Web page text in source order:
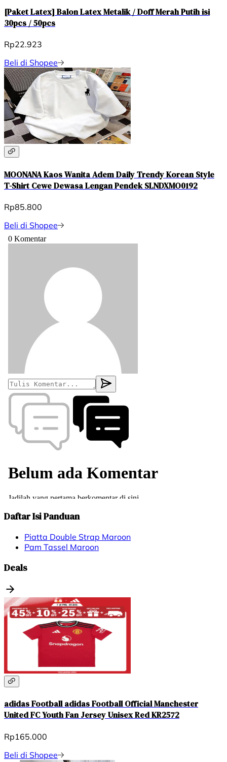
[Paket Latex] Balon Latex Metalik / Doff Merah Putih isi
30pcs / 50pcs
Rp22.923
Beli di Shopee
MOONANA Kaos Wanita Adem Daily Trendy Korean Style
T-Shirt Cewe Dewasa Lengan Pendek SLNDXMO0192
Rp85.800
Beli di Shopee
Daftar Isi Panduan
Piatta Double Strap Maroon
Pam Tassel Maroon
Deals
adidas Football adidas Football Official Manchester
United FC Youth Fan Jersey Unisex Red KR2572
Rp165.000
Beli di Shopee